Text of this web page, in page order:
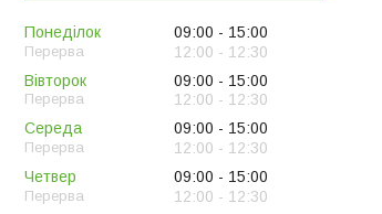
Понеділок 09:00
15:00
12:00
12:30
Вівторок
09:00
15:00
12:00
12:30
Середа
09:00
15:00
12:00
12:30
Четвер
09:00
15:00
12:00
12:30